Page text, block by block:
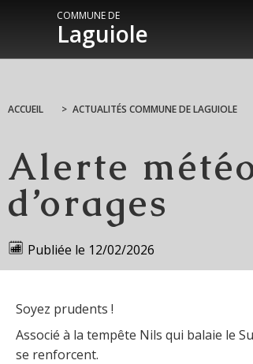
COMMUNE DE
Laguiole
ACCUEIL > ACTUALITÉS COMMUNE DE LAGUIOLE
Alerte
d’orages
Publiée le 12/02/2026
Soyez prudents !
Associé à la tempête Nils qui balaie le
se renforcent.